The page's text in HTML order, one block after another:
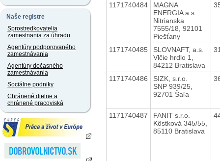
Naše registre
Sprostredkovatelia
zamestnania za úhradu
Agentúry podporovaného
zamestnávania
Agentúry dočasného
zamestnávania
Sociálne podniky
Chránené dielne a
chránené pracoviská
1171740484
MAGNA
ENERGIA a.s.
Nitrianska
7555/18, 92101
Piešťany
1171740485
SLOVNAFT, a.s.
Vlčie hrdlo 1,
84212 Bratislava
1171740486
SIZK, s.r.o.
SNP 939/25,
92701 Šaľa
1171740487
FANIT s.r.o.
Kôstková 345/55,
85110 Bratislava